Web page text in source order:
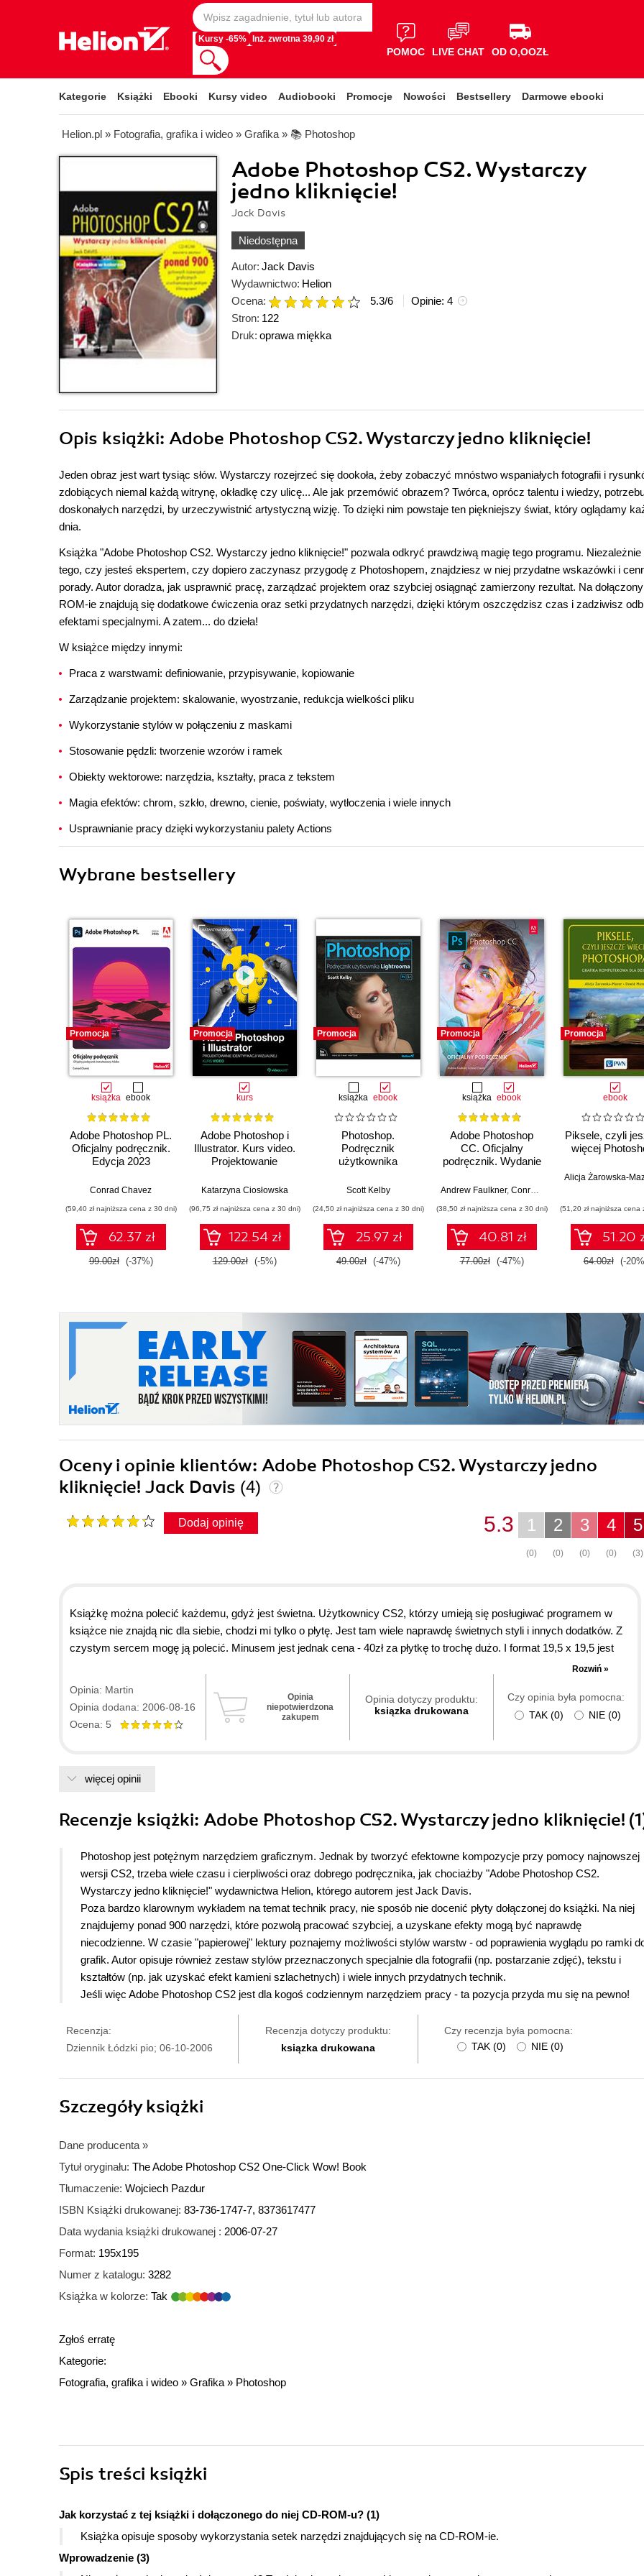
Kursy -65% Inż. zwrotna 39,90 zł
POMOC LIVE CHAT OD O,OOZŁ
Kategorie Książki Ebooki Kursy video Audiobooki Promocje Nowości Bestsellery Darmowe ebooki
Helion.pl » Fotografia, grafika i wideo » Grafika » 📚 Photoshop
Adobe Photoshop CS2. Wystarczy
jedno kliknięcie!
Jack Davis
Niedostępna
Autor: Jack Davis
Wydawnictwo: Helion
Ocena:
5.3/6 Opinie: 4
Stron: 122
Druk: oprawa miękka
Opis książki: Adobe Photoshop CS2. Wystarczy jedno kliknięcie!
Jeden obraz jest wart tysiąc słów. Wystarczy rozejrzeć się dookoła, żeby zobaczyć mnóstwo wspaniałych fotografii i
zdobiących niemal każdą witrynę, okładkę czy ulicę... Ale jak przemówić obrazem? Twórca, oprócz talentu i wiedzy,
doskonałych narzędzi, by urzeczywistnić artystyczną wizję. To dzięki nim powstaje ten piękniejszy świat, który oglądamy
dnia.
Książka "Adobe Photoshop CS2. Wystarczy jedno kliknięcie!" pozwala odkryć prawdziwą magię tego programu. Niezależnie
tego, czy jesteś ekspertem, czy dopiero zaczynasz przygodę z Photoshopem, znajdziesz w niej przydatne wskazówki i
porady. Autor doradza, jak usprawnić pracę, zarządzać projektem oraz szybciej osiągnąć zamierzony rezultat. Na
ROM-ie znajdują się dodatkowe ćwiczenia oraz setki przydatnych narzędzi, dzięki którym oszczędzisz czas i zadziwisz
efektami specjalnymi. A zatem... do dzieła!
W książce między innymi:
Praca z warstwami: definiowanie, przypisywanie, kopiowanie
Zarządzanie projektem: skalowanie, wyostrzanie, redukcja wielkości pliku
Wykorzystanie stylów w połączeniu z maskami
Stosowanie pędzli: tworzenie wzorów i ramek
Obiekty wektorowe: narzędzia, kształty, praca z tekstem
Magia efektów: chrom, szkło, drewno, cienie, poświaty, wytłoczenia i wiele innych
Usprawnianie pracy dzięki wykorzystaniu palety Actions
Wybrane bestsellery
Promocja
książka ebook
Adobe Photoshop PL.
Oficjalny podręcznik.
Edycja 2023
Conrad Chavez
(59,40 zł najniższa cena z 30 dni)
62.37 zł
99.00zł (-37%)
Promocja
kurs
Adobe Photoshop i
Illustrator. Kurs video.
Projektowanie
Katarzyna Ciosłowska
(96,75 zł najniższa cena z 30 dni)
122.54 zł
129.00zł (-5%)
Promocja
książka ebook
Photoshop.
Podręcznik
użytkownika
II
Scott Kelby
(24,50 zł najniższa cena z 30 dni)
25.97 zł
49.00zł (-47%)
Promocja
książka ebook
Adobe Photoshop
CC. Oficjalny
podręcznik. Wydanie
Andrew Faulkner, Conrad Chavez
(38,50 zł najniższa cena z 30 dni)
40.81 zł
77.00zł (-47%)
Promocja
ebook
Piksele, czyli
więcej
Alicja Żarowska-
(51,20 zł najniższa cena
51.20
64.00zł (-
Oceny i opinie klientów: Adobe Photoshop CS2. Wystarczy jedno
kliknięcie! Jack Davis (4)
Dodaj opinię 5
(3)
4
(0)
3
(0)
2
(0)
1
(0)
5.3
Książkę można polecić każdemu, gdyż jest świetna. Użytkownicy CS2, którzy umieją się posługiwać programem w
książce nie znajdą nic dla siebie, chodzi mi tylko o płytę. Jest tam wiele naprawdę świetnych styli i innych dodatków. Z
czystym sercem mogę ją polecić. Minusem jest jednak cena - 40zł za płytkę to trochę dużo. I format 19,5 x 19,5 jest
Rozwiń »
Opinia: Martin
Opinia dodana: 2006-08-16
Ocena: 5
Opinia
niepotwierdzona
zakupem
Opinia dotyczy produktu:
ksiązka drukowana
Czy opinia była pomocna:
TAK (0) NIE (0)
więcej opinii
Recenzje książki: Adobe Photoshop CS2. Wystarczy jedno kliknięcie!
Photoshop jest potężnym narzędziem graficznym. Jednak by tworzyć efektowne kompozycje przy pomocy najnowszej
wersji CS2, trzeba wiele czasu i cierpliwości oraz dobrego podręcznika, jak chociażby "Adobe Photoshop CS2.
Wystarczy jedno kliknięcie!" wydawnictwa Helion, którego autorem jest Jack Davis.
Poza bardzo klarownym wykładem na temat technik pracy, nie sposób nie docenić płyty dołączonej do książki. Na niej
znajdujemy ponad 900 narzędzi, które pozwolą pracować szybciej, a uzyskane efekty mogą być naprawdę
niecodzienne. W czasie "papierowej" lektury poznajemy możliwości stylów warstw - od poprawienia wyglądu po ramki
grafik. Autor opisuje również zestaw stylów przeznaczonych specjalnie dla fotografii (np. postarzanie zdjęć), tekstu i
kształtów (np. jak uzyskać efekt kamieni szlachetnych) i wiele innych przydatnych technik.
Jeśli więc Adobe Photoshop CS2 jest dla kogoś codziennym narzędziem pracy - ta pozycja przyda mu się na pewno!
Recenzja:
Dziennik Łódzki pio; 06-10-2006
Recenzja dotyczy produktu:
ksiązka drukowana
Czy recenzja była pomocna:
TAK (0) NIE (0)
Szczegółyksiążki
Dane producenta »
Tytuł oryginału: The Adobe Photoshop CS2 One-Click Wow! Book
Tłumaczenie: Wojciech Pazdur
ISBN Książki drukowanej: 83-736-1747-7, 8373617477
Data wydania książki drukowanej : 2006-07-27
Format: 195x195
Numer z katalogu: 3282
Książka w kolorze: Tak
Zgłoś erratę
Kategorie:
Fotografia, grafika i wideo » Grafika » Photoshop
Spis treści książki
Jak korzystać z tej książki i dołączonego do niej CD-ROM-u? (1)
Książka opisuje sposoby wykorzystania setek narzędzi znajdujących się na CD-ROM-ie.
Wprowadzenie (3)